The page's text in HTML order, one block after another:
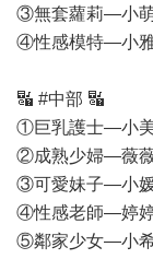
③無套蘿莉—小萌
④性感模特—小雅
🔣 #中部 🔣
①巨乳護士—小美
②成熟少婦—薇薇
③可愛妹子—小媛
④性感老師—婷婷
⑤鄰家少女—小希